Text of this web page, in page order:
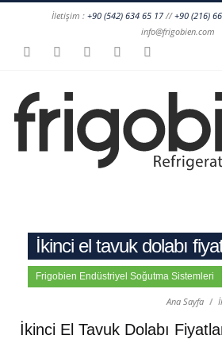
İletişim : +90 (542) 634 65 17//+90 (216)
info@frigobien.com
İkinci el tavuk dolabı
Frigobien Endüstriyel Soğutma Sistemleri
Ana Sayfa
İkinci El Tavuk Dolabı